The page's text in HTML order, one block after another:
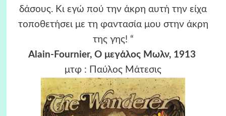
δάσους. Κι εγώ πού την άκρη αυτή την είχα
τοποθετήσει με τη φαντασία μου στην άκρη
της γης! “
Alain-Fournier, Ο μεγάλος Μωλν, 1913
μτφ : Παύλος Μάτεσις